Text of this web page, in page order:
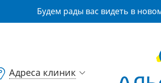
Будем рады вас видеть в
Адреса клиник